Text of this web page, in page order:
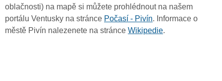
oblačnosti) na mapě si můžete prohlédnout na našem
portálu Ventusky na stránce Počasí - Pivín. Informace o
městě Pivín nalezenete na stránce Wikipedie.